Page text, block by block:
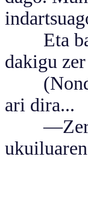
Eta
dakigu
(Nondik
ari dira...
—Zer